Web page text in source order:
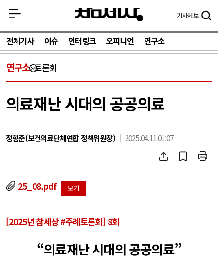
기사제보
전체기사 이슈 인터링크 오피니언 연구소
연구소 토론회
의료재난 시대의 공공의료
정형준(보건의료단체연합 정책위원장) 2025.04.11 01:07
25_08.pdf 보기
[2025년 참세상 #주례토론회] 8회
“의료재난 시대의 공공의료”